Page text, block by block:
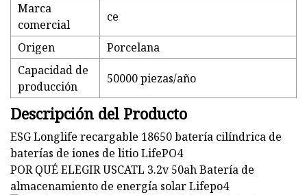
Marca
comercial
ce
Origen
Porcelana
Capacidad de
producción
50000 piezas/año
Descripción del Producto
ESG Longlife recargable 18650 batería cilíndrica de
baterías de iones de litio LifePO4
POR QUÉ ELEGIR USCATL 3.2v 50ah Batería de
almacenamiento de energía solar Lifepo4